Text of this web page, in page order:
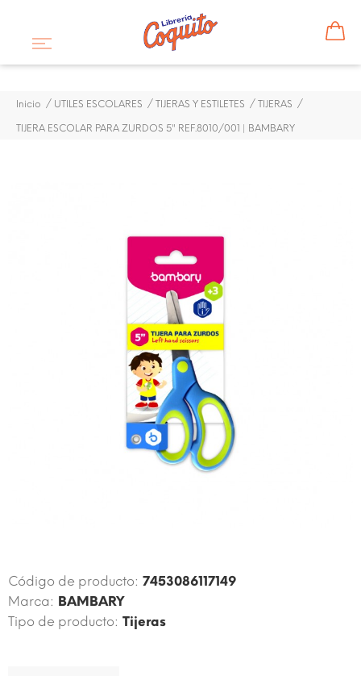
Inicio UTILES ESCOLARES TIJERAS Y ESTILETES TIJERAS
TIJERA ESCOLAR PARA ZURDOS 5" REF.8010/001 | BAMBARY
TIJERA ESCOLAR PARA
ZURDOS 5" REF.8010/001 |
Código de producto: 7453086117149
Marca: BAMBARY
Tipo de producto: Tijeras